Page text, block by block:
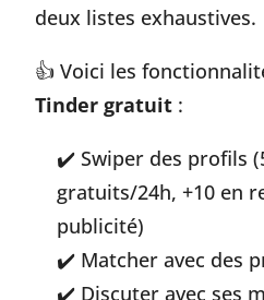
deux listes exhaustives.
👍 Voici les
Tinder gratuit :
Swiper des profils
gratuits/24h, +10 en
publicité)
Matcher avec des
Discuter avec ses